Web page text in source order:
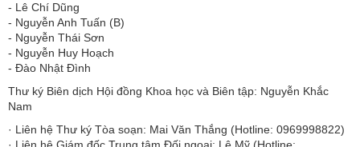
- Lê Chí Dũng
- Nguyễn Anh Tuấn (B)
- Nguyễn Thái Sơn
- Nguyễn Huy Hoạch
- Đào Nhật Đình
Thư ký Biên dịch Hội đồng Khoa học và Biên tập: Nguyễn Khắc
Nam
· Liên hệ Thư ký Tòa soạn: Mai Văn Thắng (Hotline: 0969998822)